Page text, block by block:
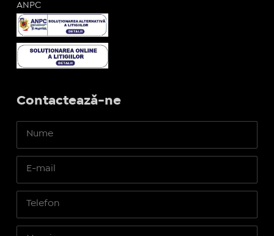
ANPC
Contactează-ne